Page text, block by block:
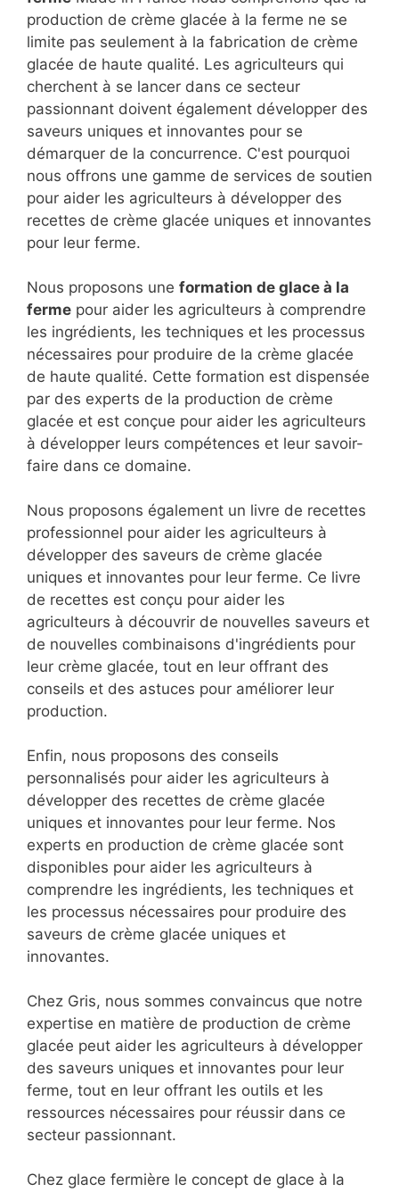
production de crème glacée à la ferme ne se
limite pas seulement à la fabrication de crème
glacée de haute qualité. Les agriculteurs qui
cherchent à se lancer dans ce secteur
passionnant doivent également développer des
saveurs uniques et innovantes pour se
démarquer de la concurrence. C'est pourquoi
nous offrons une gamme de services de soutien
pour aider les agriculteurs à développer des
recettes de crème glacée uniques et innovantes
pour leur ferme.
Nous proposons une formation de glace à la
ferme pour aider les agriculteurs à comprendre
les ingrédients, les techniques et les processus
nécessaires pour produire de la crème glacée
de haute qualité. Cette formation est dispensée
par des experts de la production de crème
glacée et est conçue pour aider les agriculteurs
à développer leurs compétences et leur savoir-
faire dans ce domaine.
Nous proposons également un livre de recettes
professionnel pour aider les agriculteurs à
développer des saveurs de crème glacée
uniques et innovantes pour leur ferme. Ce livre
de recettes est conçu pour aider les
agriculteurs à découvrir de nouvelles saveurs et
de nouvelles combinaisons d'ingrédients pour
leur crème glacée, tout en leur offrant des
conseils et des astuces pour améliorer leur
production.
Enfin, nous proposons des conseils
personnalisés pour aider les agriculteurs à
développer des recettes de crème glacée
uniques et innovantes pour leur ferme. Nos
experts en production de crème glacée sont
disponibles pour aider les agriculteurs à
comprendre les ingrédients, les techniques et
les processus nécessaires pour produire des
saveurs de crème glacée uniques et
innovantes.
Chez Gris, nous sommes convaincus que notre
expertise en matière de production de crème
glacée peut aider les agriculteurs à développer
des saveurs uniques et innovantes pour leur
ferme, tout en leur offrant les outils et les
ressources nécessaires pour réussir dans ce
secteur passionnant.
Chez glace fermière le concept de glace à la